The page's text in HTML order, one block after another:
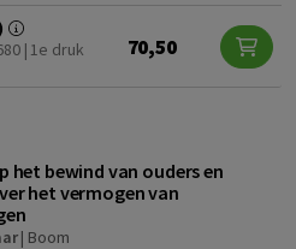
| 1e druk
70,50
het bewind van ouders en
het vermogen van
| Boom